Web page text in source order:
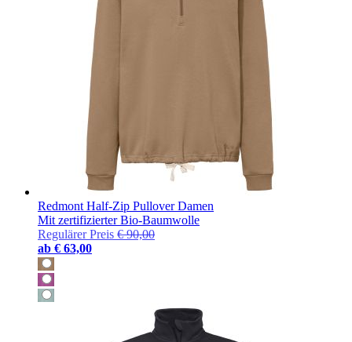
Redmont Half-Zip Pullover Damen
Mit zertifizierter Bio-Baumwolle
Regulärer Preis € 90,00
ab € 63,00